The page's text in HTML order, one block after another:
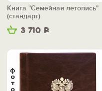
3 710 Р
Книга "Семейная летопись"
(стандарт)